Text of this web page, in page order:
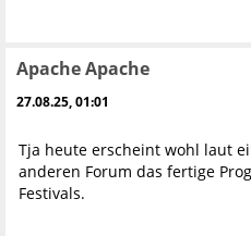
Apache Apache
27.08.25, 01:01
Tja heute erscheint wohl laut
anderen Forum das fertige
Festivals.